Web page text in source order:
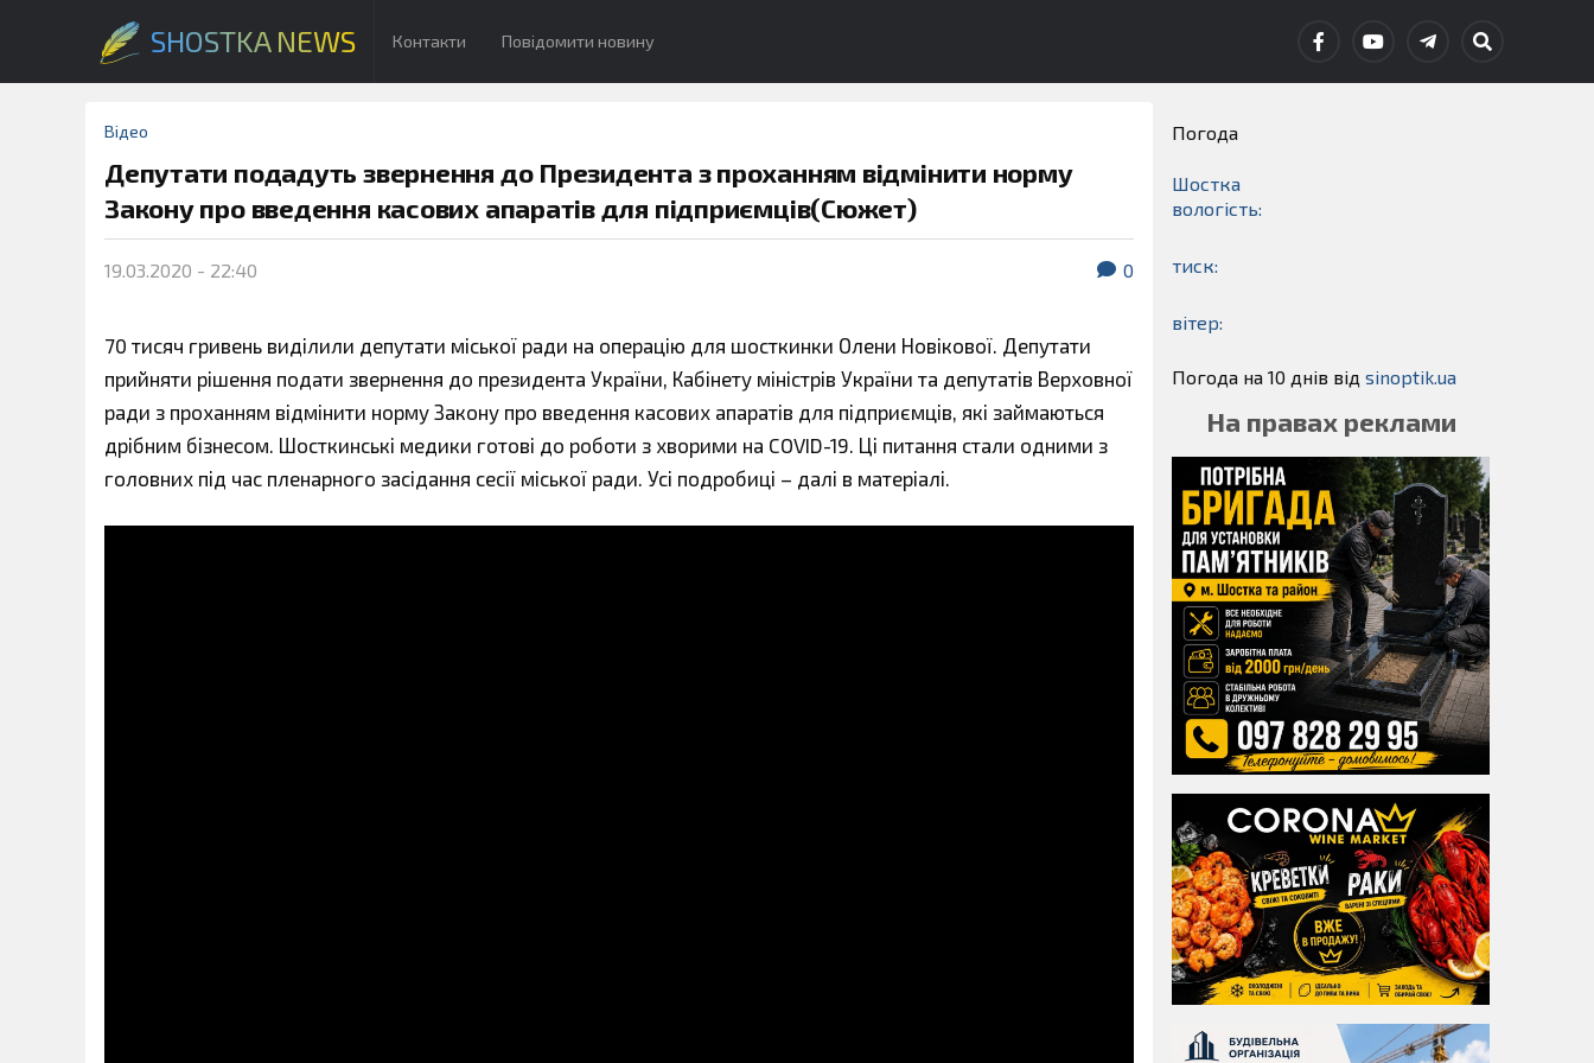
SHOSTKA NEWS Контакти Повідомити новину
Відео
Депутати подадуть звернення до Президента з проханням відмінити норму
Закону про введення касових апаратів для підприємців(Сюжет)
19.03.2020 - 22:40 0
70 тисяч гривень виділили депутати міської ради на операцію для шосткинки Олени Новікової. Депутати
прийняти рішення подати звернення до президента України, Кабінету міністрів України та депутатів Верховної
ради з проханням відмінити норму Закону про введення касових апаратів для підприємців, які займаються
дрібним бізнесом. Шосткинські медики готові до роботи з хворими на COVID-19. Ці питання стали одними з
головних під час пленарного засідання сесії міської ради. Усі подробиці – далі в матеріалі.
Погода
Шостка
вологість:
тиск:
вітер:
Погода на 10 днів від sinoptik.ua
На правах реклами